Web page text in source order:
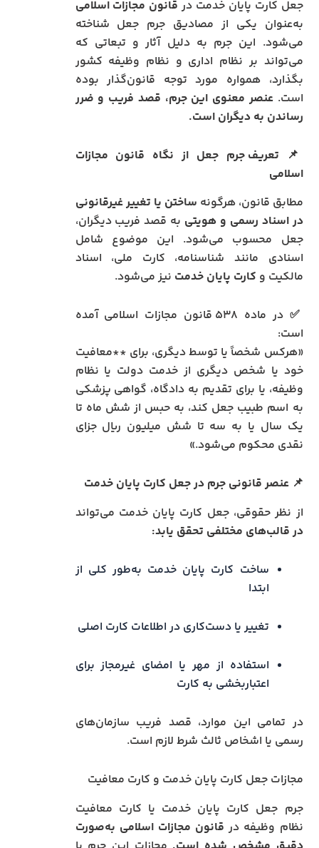
جعل کارت پایان خدمت در قانون مجازات اسلامی
به‌عنوان یکی از مصادیق جرم جعل شناخته
می‌شود. این جرم به دلیل آثار و تبعاتی که
می‌تواند بر نظام اداری و نظام وظیفه کشور
بگذارد، همواره مورد توجه قانون‌گذار بوده
است.عنصر معنوی این جرم، قصد فریب و ضرر
رساندن به دیگران است.
📌 تعریف جرم جعل از نگاه قانون مجازات
اسلامی
مطابق قانون، هرگونه ساختن یا تغییر غیرقانونی
در اسناد رسمی و هویتی به قصد فریب دیگران،
جعل محسوب می‌شود. این موضوع شامل
اسنادی مانند شناسنامه، کارت ملی، اسناد
مالکیت و کارت پایان خدمت نیز می‌شود.
✅ در ماده ۵۳۸ قانون مجازات اسلامی آمده
است:
«هرکس شخصاً یا توسط دیگری، برای **معافیت
خود یا شخص دیگری از خدمت دولت یا نظام
وظیفه، یا برای تقدیم به دادگاه، گواهی پزشکی
به اسم طبیب جعل کند، به حبس از شش ماه تا
یک سال یا به سه تا شش میلیون ریال جزای
نقدی محکوم می‌شود.»
📌عنصر قانونی جرم در جعل کارت پایان خدمت
از نظر حقوقی، جعل کارت پایان خدمت می‌تواند
در قالب‌های مختلفی تحقق یابد:
ساخت کارت پایان خدمت به‌طور کلی از
ابتدا
تغییر یا دست‌کاری در اطلاعات کارت اصلی
استفاده از مهر یا امضای غیرمجاز برای
اعتباربخشی به کارت
در تمامی این موارد، قصد فریب سازمان‌های
رسمی یا اشخاص ثالث شرط لازم است.
مجازات جعل کارت پایان خدمت و کارت معافیت
جرم جعل کارت پایان خدمت یا کارت معافیت
نظام وظیفه در قانون مجازات اسلامی به‌صورت